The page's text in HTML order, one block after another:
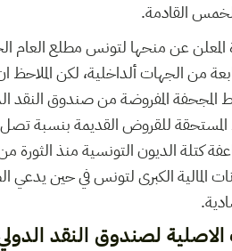
عن منحها لتونس مطلع العام
من الجهات ألداخلية، لكن
المفروضة من صندوق النقد
المالية الكبرى لتونس في حين
لصندوق النقد